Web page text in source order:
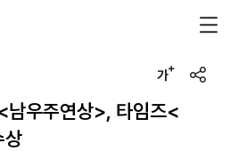
u
남우주연상>, 타임즈<
상